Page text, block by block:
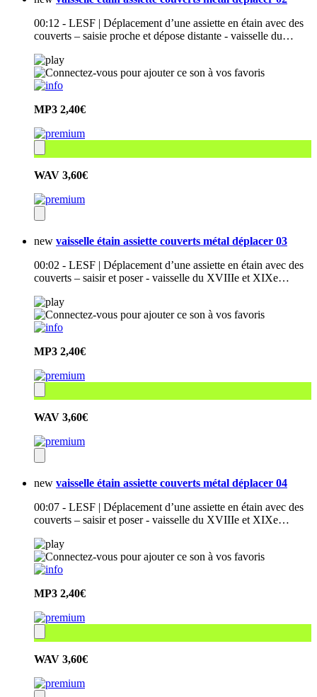
00:12 - LESF | Déplacement d’une assiette en étain avec des
couverts – saisie proche et dépose distante - vaisselle du…
MP3 2,40€
WAV 3,60€
new vaisselle étain assiette couverts métal déplacer 03
00:02 - LESF | Déplacement d’une assiette en étain avec des
couverts – saisir et poser - vaisselle du XVIIIe et XIXe…
MP3 2,40€
WAV 3,60€
new vaisselle étain assiette couverts métal déplacer 04
00:07 - LESF | Déplacement d’une assiette en étain avec des
couverts – saisir et poser - vaisselle du XVIIIe et XIXe…
MP3 2,40€
WAV 3,60€